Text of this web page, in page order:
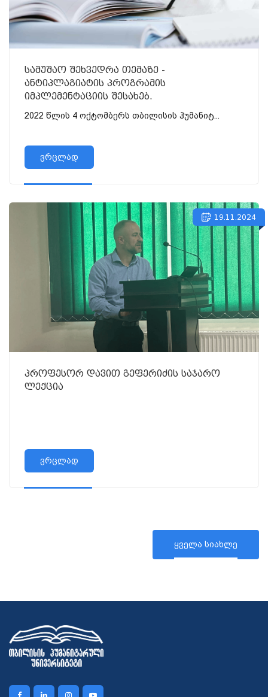
სამუშაო შეხვედრა თემაზე -
ანტიპლაგიატის პროგრამის
იმპლემენტაციის შესახებ.
2022 წლის 4 ოქტომბერს თბილისის ჰუმანიტ...
ვრცლად
19.11.2024
პროფესორ დავით გეფერიძის საჯარო
ლექცია
ვრცლად
ყველა სიახლე